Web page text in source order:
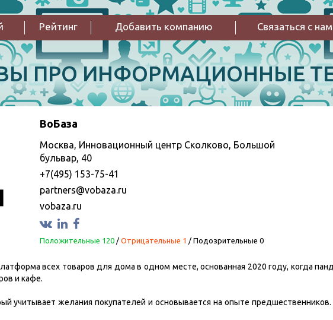
Рейтинг Добавить компанию Связаться с
ПРО ИНФОРМАЦИОННЫЕ
ВоБаза
Москва, Инновационный центр Сколково, Большой
бульвар, 40
+7(495) 153-75-41
partners@vobaza.ru
vobaza.ru
Положительные 120/ Отрицательные 1 / Подозрительные 0
всех товаров для дома в одном месте, основанная 2020 году, когда
и кафе.
учитывает желания покупателей и основывается на опыте